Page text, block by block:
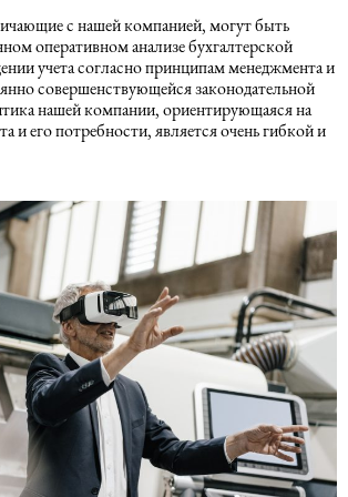
о недвижимости
с нашей компанией, могут быть
оперативном анализе бухгалтерской
учета согласно принципам менеджмента и
совершенствующейся законодательной
нашей компании, ориентирующаяся на
и его потребности, является очень гибкой и